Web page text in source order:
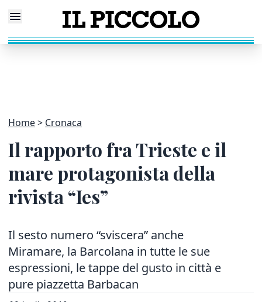
Home Cronaca
Il rapporto fra Trieste e il
mare protagonista della
rivista “Ies”
Il sesto numero “sviscera” anche
Miramare, la Barcolana in tutte le sue
espressioni, le tappe del gusto in città e
pure piazzetta Barbacan